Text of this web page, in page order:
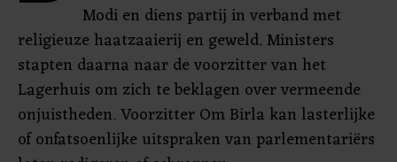
Modi en diens partij in verband met
religieuze haatzaaierij en geweld. Ministers
stapten daarna naar de voorzitter van het
Lagerhuis om zich te beklagen over vermeende
onjuistheden. Voorzitter Om Birla kan lasterlijke
of onfatsoenlijke uitspraken van parlementariërs